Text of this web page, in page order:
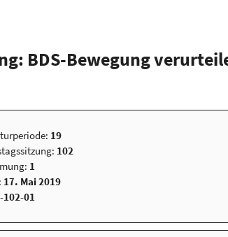
BDS-Bewegung
19
102
1
17. Mai 2019
102-01